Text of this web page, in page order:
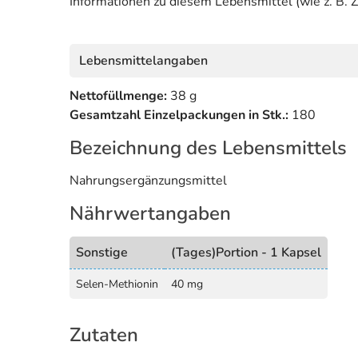
Lebensmittelangaben
Nettofüllmenge: 38 g
Gesamtzahl Einzelpackungen in Stk.: 180
Bezeichnung des Lebensmittels
Nahrungsergänzungsmittel
Nährwertangaben
Sonstige (Tages)Portion - 1 Kapsel
Selen-Methionin 40 mg
Zutaten